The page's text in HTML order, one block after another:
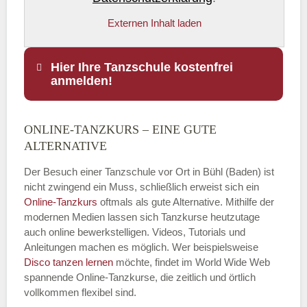
Externen Inhalt laden
Hier Ihre Tanzschule kostenfrei
anmelden!
Name
E-Mail*
Name der Tanzschule
ONLINE-TANZKURS – EINE GUTE
ALTERNATIVE
Der Besuch einer Tanzschule vor Ort in Bühl (Baden) ist
nicht zwingend ein Muss, schließlich erweist sich ein
Online-Tanzkurs oftmals als gute Alternative. Mithilfe der
modernen Medien lassen sich Tanzkurse heutzutage
auch online bewerkstelligen. Videos, Tutorials und
Anleitungen machen es möglich. Wer beispielsweise
Disco tanzen lernen möchte, findet im World Wide Web
spannende Online-Tanzkurse, die zeitlich und örtlich
vollkommen flexibel sind.